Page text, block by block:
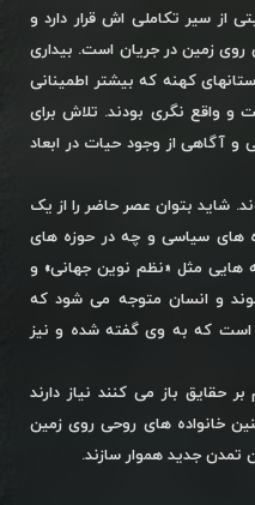
از سیر تکاملی اش قرار دارد و
زمین در جریان است. بیداری
کهنه که بیشتر اطمینانی
واقع نگری بودند. تلاش برای
و آگاهی از وجود حیات در ابعاد
شاید بتوان عصر حاضر را از یک
های سیاسی و چه در حوزه های
هایی مثل «نظم نوین جهانی» و
و انسان متوجه می شود که
است که به وی گفته شده و نیز
حقایق باز می کنند نیاز دارند
خانواده های روحی روی زمین
تمدن جدید هموار سازند.